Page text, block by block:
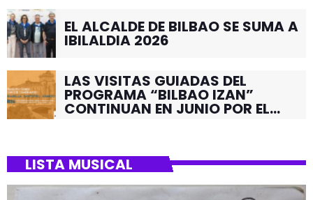
EL ALCALDE DE BILBAO SE SUMA A
IBILALDIA 2026
LAS VISITAS GUIADAS DEL
PROGRAMA “BILBAO IZAN”
CONTINUAN EN JUNIO POR EL
LISTA MUSICAL